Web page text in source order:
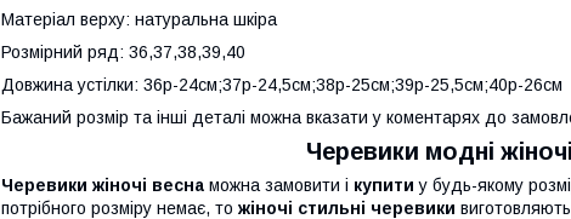
Матеріал верху: натуральна шкіра
Розмірний ряд: 36,37,38,39,40
Довжина устілки: 36р-24см;37р-24,5см;38р-25см;39р-25,5см;40р-26см
Бажаний розмір та інші деталі можна вказати у коментарях до
Черевики модні жіночі
Черевики жіночі весна можна замовити і купити у будь-якому
потрібного розміру немає, то жіночі стильні черевики